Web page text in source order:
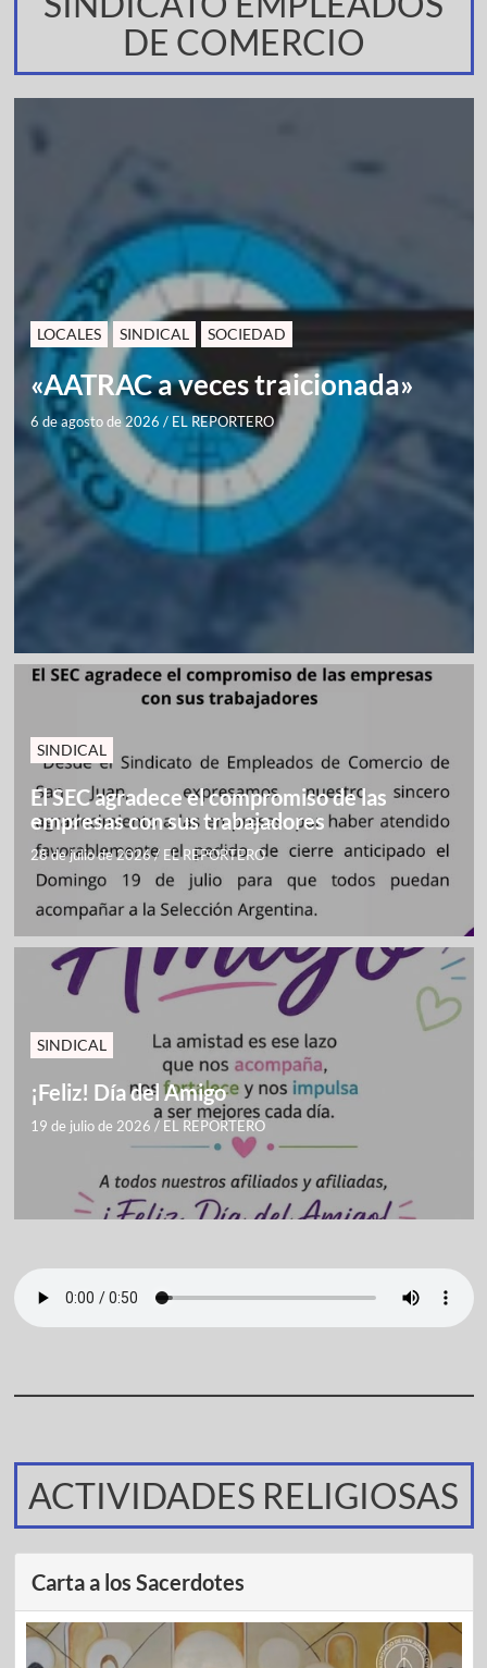
DE COMERCIO
LOCALES SINDICAL SOCIEDAD
«AATRAC a veces traicionada»
6 de agosto de 2026 / EL REPORTERO
SINDICAL
El SEC agradece el compromiso de las
empresas con sus trabajadores
28 de julio de 2026/ EL REPORTERO
SINDICAL
¡Feliz! Día del Amigo
19 de julio de 2026 / EL REPORTERO
ACTIVIDADES RELIGIOSAS
Carta a los Sacerdotes